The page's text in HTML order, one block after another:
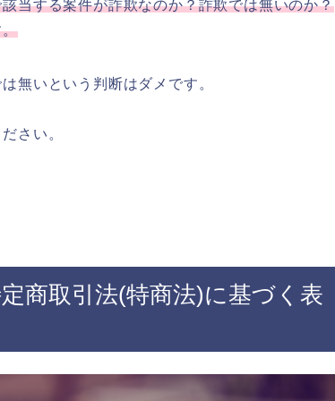
当する案件が詐欺なのか？詐欺では無いのか？
。
無いという判断はダメです。
さい。
商取引法(特商法)に基づく表